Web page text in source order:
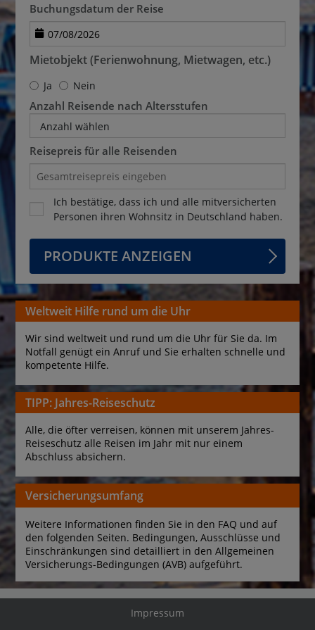
Buchungsdatum der Reise
Mietobjekt (Ferienwohnung, Mietwagen, etc.)
Ja Nein
Anzahl Reisende nach Altersstufen
Anzahl wählen
Reisepreis für alle Reisenden
Ich bestätige, dass ich und alle mitversicherten
Personen ihren Wohnsitz in Deutschland haben.
PRODUKTE ANZEIGEN
Weltweit Hilfe rund um die Uhr
Wir sind weltweit und rund um die Uhr für Sie da. Im
Notfall genügt ein Anruf und Sie erhalten schnelle und
kompetente Hilfe.
TIPP: Jahres-Reiseschutz
Alle, die öfter verreisen, können mit unserem Jahres-
Reiseschutz alle Reisen im Jahr mit nur einem
Abschluss absichern.
Versicherungsumfang
Weitere Informationen finden Sie in den FAQ und auf
den folgenden Seiten. Bedingungen, Ausschlüsse und
Einschränkungen sind detailliert in den Allgemeinen
Versicherungs-Bedingungen (AVB) aufgeführt.
Impressum